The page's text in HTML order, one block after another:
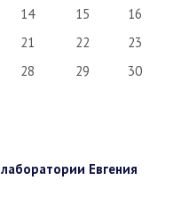
14 15
16
21 22
23
28 29
30
Евгения